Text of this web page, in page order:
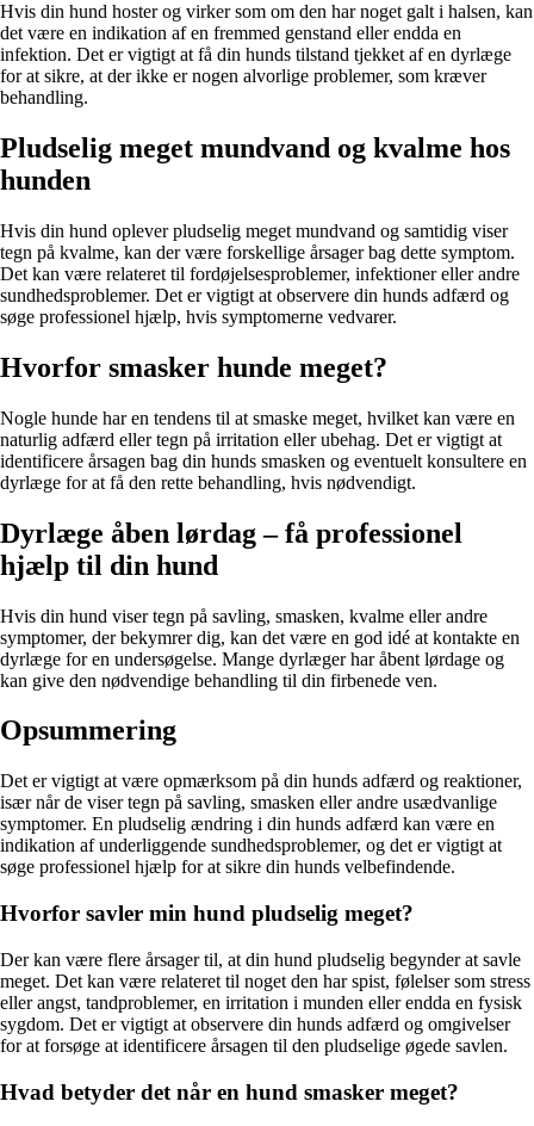
Hvis din hund hoster og virker som om den har noget galt i halsen, kan
det være en indikation af en fremmed genstand eller endda en
infektion. Det er vigtigt at få din hunds tilstand tjekket af en dyrlæge
for at sikre, at der ikke er nogen alvorlige problemer, som kræver
behandling.
Pludselig meget mundvand og kvalme hos
hunden
Hvis din hund oplever pludselig meget mundvand og samtidig viser
tegn på kvalme, kan der være forskellige årsager bag dette symptom.
Det kan være relateret til fordøjelsesproblemer, infektioner eller andre
sundhedsproblemer. Det er vigtigt at observere din hunds adfærd og
søge professionel hjælp, hvis symptomerne vedvarer.
Hvorfor smasker hunde meget?
Nogle hunde har en tendens til at smaske meget, hvilket kan være en
naturlig adfærd eller tegn på irritation eller ubehag. Det er vigtigt at
identificere årsagen bag din hunds smasken og eventuelt konsultere en
dyrlæge for at få den rette behandling, hvis nødvendigt.
Dyrlæge åben lørdag – få professionel
hjælp til din hund
Hvis din hund viser tegn på savling, smasken, kvalme eller andre
symptomer, der bekymrer dig, kan det være en god idé at kontakte en
dyrlæge for en undersøgelse. Mange dyrlæger har åbent lørdage og
kan give den nødvendige behandling til din firbenede ven.
Opsummering
Det er vigtigt at være opmærksom på din hunds adfærd og reaktioner,
især når de viser tegn på savling, smasken eller andre usædvanlige
symptomer. En pludselig ændring i din hunds adfærd kan være en
indikation af underliggende sundhedsproblemer, og det er vigtigt at
søge professionel hjælp for at sikre din hunds velbefindende.
Hvorfor savler min hund pludselig meget?
Der kan være flere årsager til, at din hund pludselig begynder at savle
meget. Det kan være relateret til noget den har spist, følelser som stress
eller angst, tandproblemer, en irritation i munden eller endda en fysisk
sygdom. Det er vigtigt at observere din hunds adfærd og omgivelser
for at forsøge at identificere årsagen til den pludselige øgede savlen.
Hvad betyder det når en hund smasker meget?